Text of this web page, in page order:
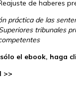
de haberes
práctica de las
tribunales
el ebook, haga
>>